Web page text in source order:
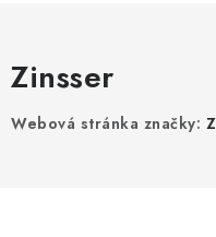
NÁRADIE
AUTO-MOTO
Zinsser
Webová stránka značky: